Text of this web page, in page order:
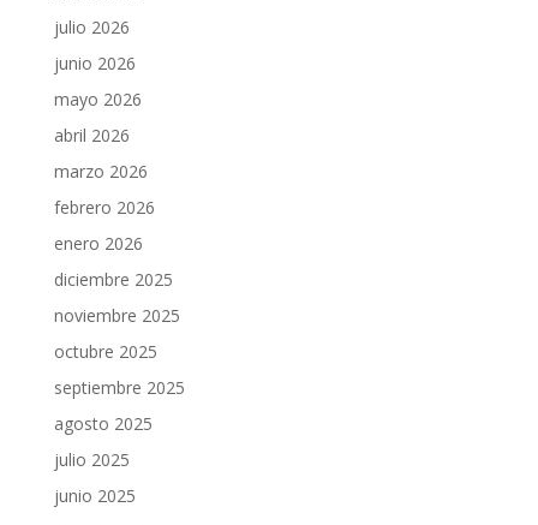
julio 2026
junio 2026
mayo 2026
abril 2026
marzo 2026
febrero 2026
enero 2026
diciembre 2025
noviembre 2025
octubre 2025
septiembre 2025
agosto 2025
julio 2025
junio 2025